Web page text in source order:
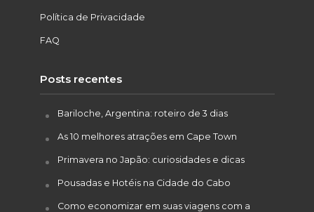
Política de Privacidade
FAQ
Posts recentes
Bariloche, Argentina: roteiro de 3 dias
As 10 melhores atrações em Cape Town
Primavera no Japão: curiosidades e dicas
Pousadas e Hotéis na Cidade do Cabo
Como economizar em suas viagens com a